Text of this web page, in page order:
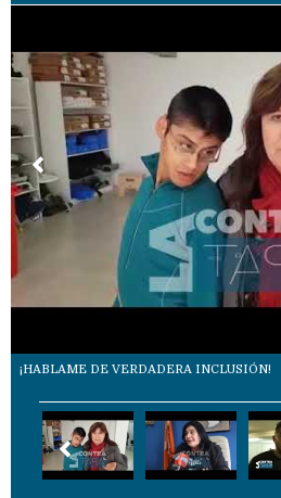
¡HABLAME DE VERDADERA INCLUSIÓN!